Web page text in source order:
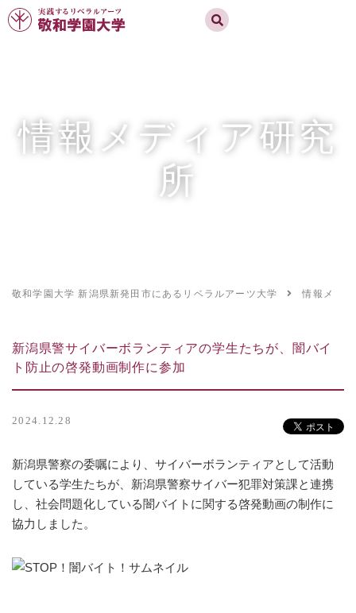
実践するリベラルアーツ 敬和学園大学
情報メディア研究
所
敬和学園大学 新潟県新発田市にあるリベラルアーツ大学 情報メデ
新潟県警サイバーボランティアの学生たちが、闇バイ
ト防止の啓発動画制作に参加
2024.12.28
新潟県警察の委嘱により、サイバーボランティアとして活動
している学生たちが、新潟県警察サイバー犯罪対策課と連携
し、社会問題化している闇バイトに関する啓発動画の制作に
協力しました。